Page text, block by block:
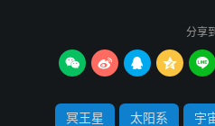
分享到
    
冥王星 太阳系 宇